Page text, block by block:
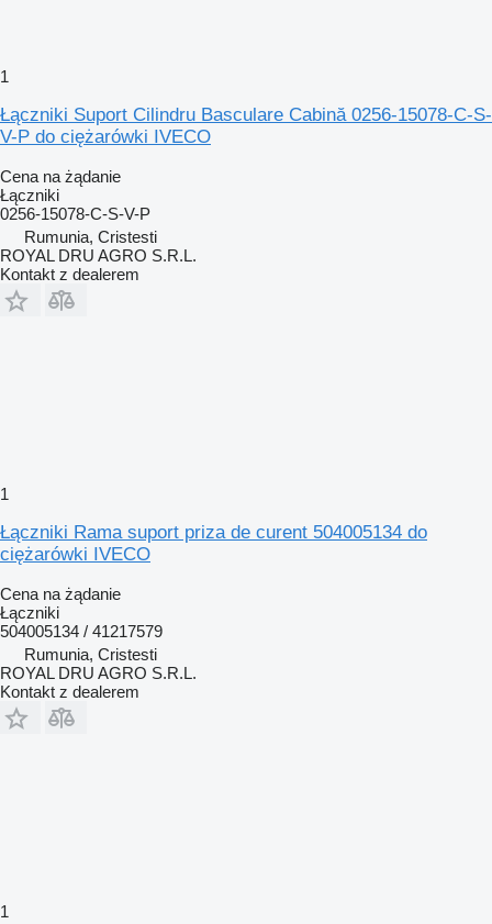
1
Łączniki Suport Cilindru Basculare Cabină 0256-15078-C-S-
V-P do ciężarówki IVECO
Cena na żądanie
Łączniki
0256-15078-C-S-V-P
Rumunia, Cristesti
ROYAL DRU AGRO S.R.L.
Kontakt z dealerem
1
Łączniki Rama suport priza de curent 504005134 do
ciężarówki IVECO
Cena na żądanie
Łączniki
504005134 / 41217579
Rumunia, Cristesti
ROYAL DRU AGRO S.R.L.
Kontakt z dealerem
1